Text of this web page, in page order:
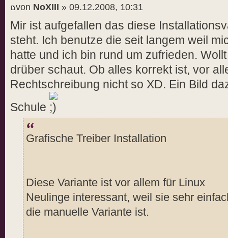
von NoXIII » 09.12.2008, 10:31
Mir ist aufgefallen das diese
steht. Ich benutze die seit langem weil
hatte und ich bin rund um zufrieden.
drüber schaut. Ob alles korrekt ist, vor
Rechtschreibung nicht so XD. Ein Bild
Schule
Grafische Treiber Installation
Diese Variante ist vor allem für Linux
Neulinge interessant, weil sie sehr
die manuelle Variante ist.